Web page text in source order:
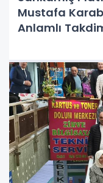
Mustafa
Anlamlı